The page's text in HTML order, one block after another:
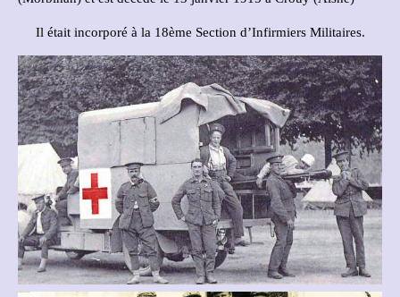
Il était incorporé à la 18ème Section d’Infirmiers Militaires.